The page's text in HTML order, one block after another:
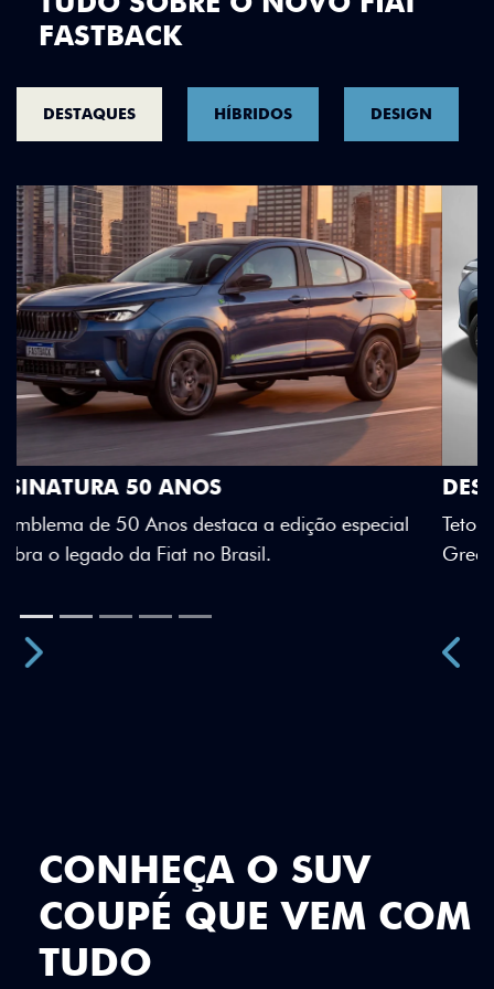
FASTBACK
DESTAQUES HÍBRIDOS DESIGN
DESIGN QUE SE DESTACA
Teto bicolor, adesivos estilizados e detalhes em Citrus
Green criam uma identidade visual única.
Previous
CONHEÇA O SUV
COUPÉ QUE VEM COM
TUDO